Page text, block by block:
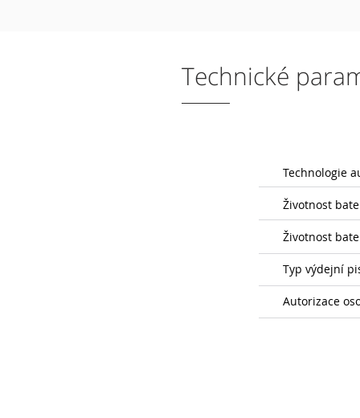
Technické
Technologie
Životnost
Životnost
Typ výdejní
Autorizace